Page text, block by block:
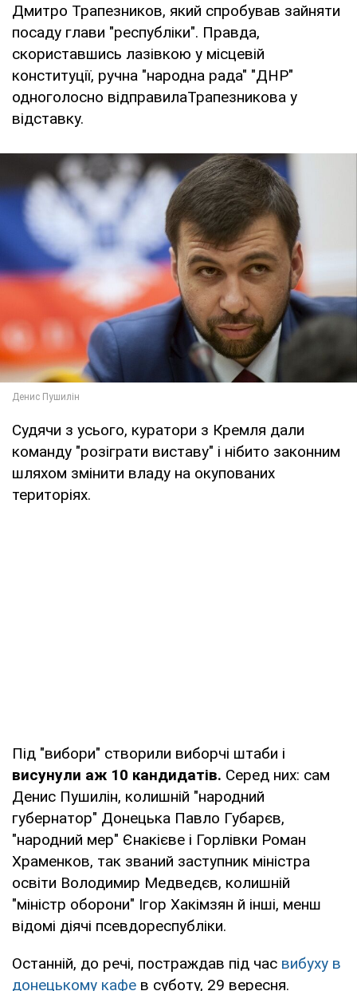
Дмитро Трапезников, який спробував зайняти
посаду глави "республіки". Правда,
скориставшись лазівкою у місцевій
конституції, ручна "народна рада" "ДНР"
одноголосно відправилаТрапезникова у
відставку.
Судячи з усього, куратори з Кремля дали
команду "розіграти виставу" і нібито законним
шляхом змінити владу на окупованих
територіях.
Під "вибори" створили виборчі штаби і
висунули аж 10 кандидатів. Серед них: сам
Денис Пушилін, колишній "народний
губернатор" Донецька Павло Губарєв,
"народний мер" Єнакієве і Горлівки Роман
Храменков, так званий заступник міністра
освіти Володимир Медведєв, колишній
"міністр оборони" Ігор Хакімзян й інші, менш
відомі діячі псевдореспубліки.
Останній, до речі, постраждав під час вибуху в
донецькому кафе в суботу, 29 вересня.